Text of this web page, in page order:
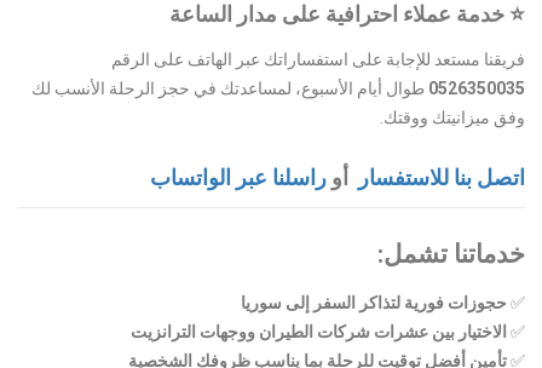
⭐خدمة عملاء احترافية على مدار الساعة
فريقنا مستعد للإجابة على استفساراتك عبر الهاتف على الرقم
0526350035 طوال أيام الأسبوع، لمساعدتك في حجز الرحلة الأنسب لك
وفق ميزانيتك ووقتك.
اتصل بنا للاستفسار أو راسلنا عبر الواتساب
خدماتنا تشمل:
✅ حجوزات فورية لتذاكر السفر إلى سوريا
✅ الاختيار بين عشرات شركات الطيران ووجهات الترانزيت
✅تأمين أفضل توقيت للرحلة بما يناسب ظروفك الشخصية